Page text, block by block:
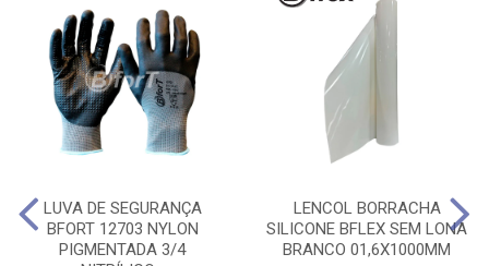
LUVA DE SEGURANÇA
BFORT 12703 NYLON
PIGMENTADA 3/4
LENCOL BORRACHA
SILICONE BFLEX SEM LONA
BRANCO 01,6X1000MM